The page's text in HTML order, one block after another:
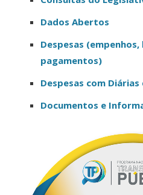
Dados Abertos
Despesas
pagamentos)
Despesas com Diárias
Documentos e